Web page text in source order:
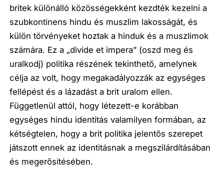
britek különálló közösségekként kezdték kezelni a
szubkontinens hindu és muszlim lakosságát, és
külön törvényeket hoztak a hinduk és a muszlimok
számára. Ez a „divide et impera” (oszd meg és
uralkodj) politika részének tekinthető, amelynek
célja az volt, hogy megakadályozzák az egységes
fellépést és a lázadást a brit uralom ellen.
Függetlenül attól, hogy létezett-e korábban
egységes hindu identitás valamilyen formában, az
kétségtelen, hogy a brit politika jelentős szerepet
játszott ennek az identitásnak a megszilárdításában
és megerősítésében.